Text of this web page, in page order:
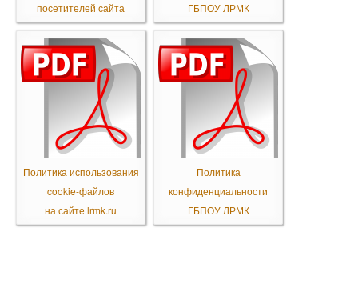
посетителей сайта
ГБПОУ ЛРМК
Политика использования
cookie-файлов
на сайте lrmk.ru
Политика
конфиденциальности
ГБПОУ ЛРМК